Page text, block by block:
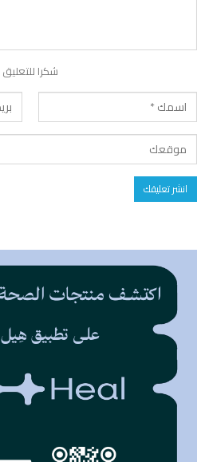
شكرا للتعليق